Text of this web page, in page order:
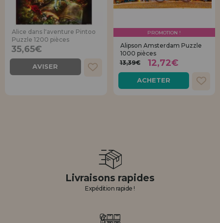
Alice dans l'aventure Pintoo
Puzzle 1200 pièces
35,65€
AVISER
PROMOTION !
Alipson Amsterdam Puzzle
1000 pièces
13,39€
12,72€
ACHETER
Livraisons rapides
Expédition rapide !